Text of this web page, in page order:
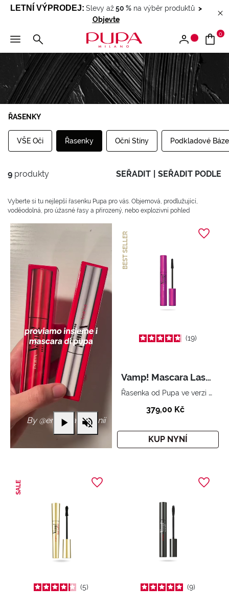
LETNÍ VÝPRODEJ: Slevy až50 %na výběr produktů >
Objevte
0
ŘASENKY
VŠE Oči Řasenky Oční Stíny Podkladové Báze
9 produkty SEŘADIT SEŘADIT PODLE
Vyberte si tu nejlepší řasenku Pupa pro vás. Objemová, prodlužující,
voděodolná, pro úžasné řasy a přirozený, nebo explozivní pohled
By @emma.angelonii
BEST SELLER
19
Vamp! Mascara Lash Extender
Řasenka od Pupa ve verzi Extender s "nezbytným pouzdrem".
379,00 Kč
KUP NYNÍ
SALE
5 9